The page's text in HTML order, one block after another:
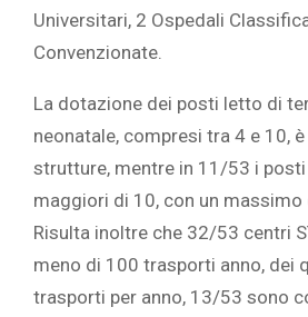
Universitari, 2 Ospedali
Convenzionate.
La dotazione dei posti letto di
neonatale, compresi tra 4 e 10,
strutture, mentre in 11/53 i
maggiori di 10, con un massimo
Risulta inoltre che 32/53 centri
meno di 100 trasporti anno, dei
trasporti per anno, 13/53 sono